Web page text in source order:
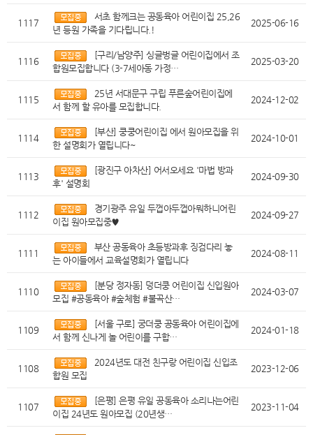
1117
서초 함께크는 공동육아 어린이집 25,26
년 등원 가족을 기다립니다.!
2025-06-16
1116
[구리/남양주] 싱글벙글 어린이집에서 조
합원모집합니다 (3-7세아동 가정…
2025-03-20
1115
25년 서대문구 구립 푸른숲어린이집에
서 함께 할 유아를 모집합니다.
2024-12-02
1114
[부산] 쿵쿵어린이집 에서 원아모집을 위
한 설명회가 열립니다~
2024-10-01
1113
[광진구 아차산] 어서오세요 '마법 방과
후' 설명회
2024-09-30
1112
경기광주 유일 두껍아두껍아뭐하니어린
이집 원아모집중♥
2024-09-27
1111
부산 공동육아 초등방과후 징검다리 놓
는 아이들에서 교육설명회가 열립니다
2024-08-11
1110
[분당 정자동] 덩더쿵 어린이집 신입원아
모집 #공동육아 #숲체험 #불곡산…
2024-03-07
1109
[서울 구로] 궁더쿵 공동육아 어린이집에
서 함께 신나게 놀 어린이를 구합…
2024-01-18
1108
2024년도 대전 친구랑 어린이집 신입조
합원 모집
2023-12-06
1107
[은평] 은평 유일 공동육아 소리나는어린
이집 24년도 원아모집 (20년생…
2023-11-04